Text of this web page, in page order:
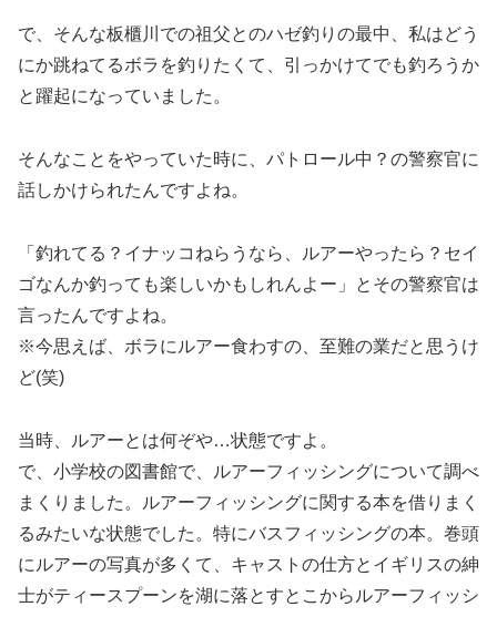
で、そんな板櫃川での祖父とのハゼ釣りの最中、私はどう
にか跳ねてるボラを釣りたくて、引っかけてでも釣ろうか
と躍起になっていました。
そんなことをやっていた時に、パトロール中？の警察官に
話しかけられたんですよね。
「釣れてる？イナッコねらうなら、ルアーやったら？セイ
ゴなんか釣っても楽しいかもしれんよー」とその警察官は
言ったんですよね。
※今思えば、ボラにルアー食わすの、至難の業だと思うけ
ど(笑)
当時、ルアーとは何ぞや…状態ですよ。
で、小学校の図書館で、ルアーフィッシングについて調べ
まくりました。ルアーフィッシングに関する本を借りまく
るみたいな状態でした。特にバスフィッシングの本。巻頭
にルアーの写真が多くて、キャストの仕方とイギリスの紳
士がティースプーンを湖に落とすとこからルアーフィッシ